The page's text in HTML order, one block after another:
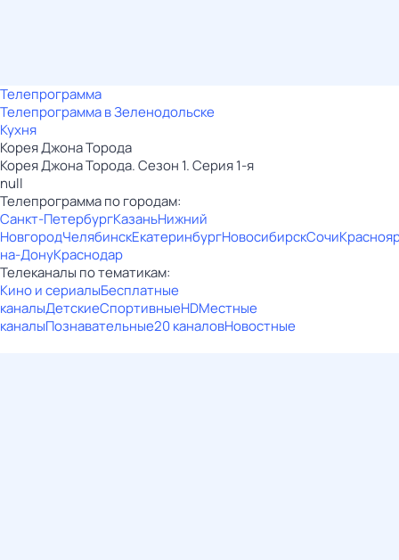
Телепрограмма
Телепрограмма в Зеленодольске
Кухня
Корея Джона Торода
Корея Джона Торода. Сезон 1. Серия 1-я
null
Телепрограмма по городам:
Санкт-ПетербургКазаньНижний
НовгородЧелябинскЕкатеринбургНовосибирскСочи
на-ДонуКраснодар
Телеканалы по тематикам:
Кино и сериалыБесплатные
каналыДетскиеСпортивныеHDМестные
каналыПознавательные20 каналовНовостные